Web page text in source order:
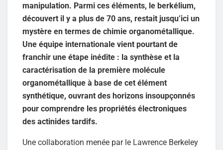
manipulation. Parmi ces éléments, le berkélium,
découvert il y a plus de 70 ans, restait jusqu’ici un
mystère en termes de chimie organométallique.
Une équipe internationale vient pourtant de
franchir une étape inédite : la synthèse et la
caractérisation de la première molécule
organométallique à base de cet élément
synthétique, ouvrant des horizons insoupçonnés
pour comprendre les propriétés électroniques
des actinides tardifs.
Une collaboration menée par le Lawrence Berkeley